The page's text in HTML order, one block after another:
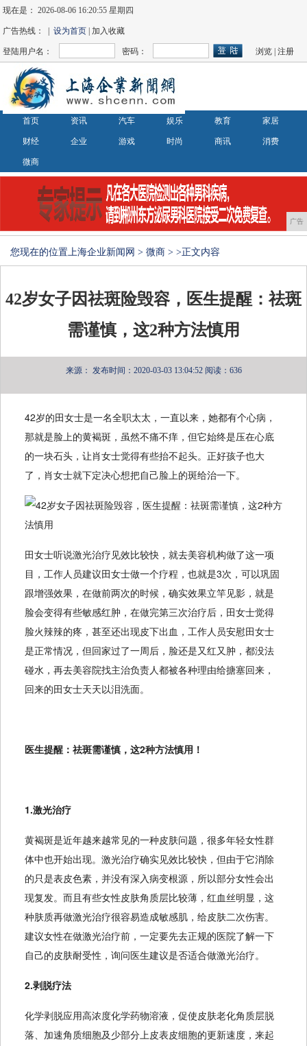
现在是：2026-08-06 16:20:55 星期四
广告热线： |设为首页 | 加入收藏
登陆用户名： 密码： 浏览 |注册
首页 资讯 汽车 娱乐 教育 家居
财经 企业 游戏 时尚 商讯 消费
微商
广告
您现在的位置上海企业新闻网 > 微商 > >正文内容
42岁女子因祛斑险毁容，医生提醒：祛斑
需谨慎，这2种方法慎用
来源： 发布时间：2020-03-03 13:04:52 阅读：636
42岁的田女士是一名全职太太，一直以来，她都有个心病，
那就是脸上的黄褐斑，虽然不痛不痒，但它始终是压在心底
的一块石头，让肖女士觉得有些抬不起头。正好孩子也大
了，肖女士就下定决心想把自己脸上的斑给治一下。
田女士听说激光治疗见效比较快，就去美容机构做了这一项
目，工作人员建议田女士做一个疗程，也就是3次，可以巩固
跟增强效果，在做前两次的时候，确实效果立竿见影，就是
脸会变得有些敏感红肿，在做完第三次治疗后，田女士觉得
脸火辣辣的疼，甚至还出现皮下出血，工作人员安慰田女士
是正常情况，但回家过了一周后，脸还是又红又肿，都没法
碰水，再去美容院找主治负责人都被各种理由给搪塞回来，
回来的田女士天天以泪洗面。
医生提醒：祛斑需谨慎，这2种方法慎用！
1.激光治疗
黄褐斑是近年越来越常见的一种皮肤问题，很多年轻女性群
体中也开始出现。激光治疗确实见效比较快，但由于它消除
的只是表皮色素，并没有深入病变根源，所以部分女性会出
现复发。而且有些女性皮肤角质层比较薄，红血丝明显，这
种肤质再做激光治疗很容易造成敏感肌，给皮肤二次伤害。
建议女性在做激光治疗前，一定要先去正规的医院了解一下
自己的皮肤耐受性，询问医生建议是否适合做激光治疗。
2.剥脱疗法
化学剥脱应用高浓度化学药物溶液，促使皮肤老化角质层脱
落、加速角质细胞及少部分上皮表皮细胞的更新速度，来起